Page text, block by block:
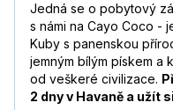
Jedná se o pobytový
s námi na Cayo Coco -
Kuby s panenskou
jemným bílým pískem a
od veškeré civilizace.
2 dny v Havaně a užít